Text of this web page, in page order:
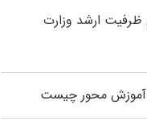
ظرفیت ارشد وزارت
آموزش محور چیست